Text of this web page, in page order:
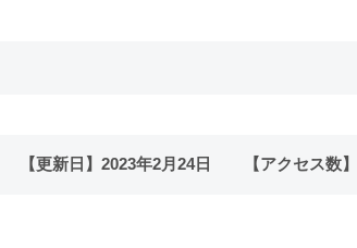
【更新日】 2023年2月24日 【アクセス数】